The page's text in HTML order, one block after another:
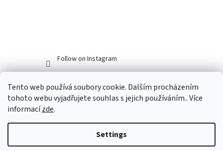
Tento web používá soubory cookie. Dalším procházením
tohoto webu vyjadřujete souhlas s jejich používáním.. Více
informacízde.
Settings
Follow on Instagram
Created by Shoptet